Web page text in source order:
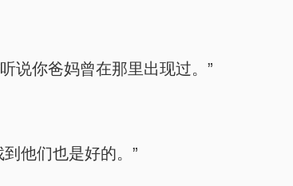
说你爸妈曾在那里出现过。”
他们也是好的。”